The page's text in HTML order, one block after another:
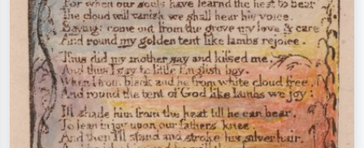
Sternennacht, Impressionismus, Welle
Hokusai, Akt.
Ölgemälde, Stehender Akt neben einem
Baum.